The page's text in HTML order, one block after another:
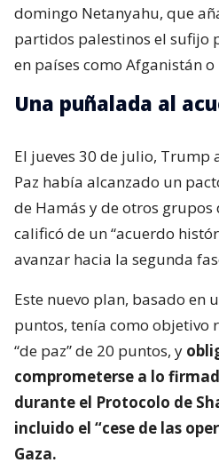
domingo Netanyahu, que
partidos palestinos el sufijo
en países como Afganistán o
Una puñalada al
El jueves 30 de julio, Trump
Paz había alcanzado un
de Hamás y de otros grupos
calificó de un “acuerdo
avanzar hacia la segunda
Este nuevo plan, basado en
puntos, tenía como objetivo
“de paz” de 20 puntos, y
comprometerse a lo
durante el Protocolo de
incluido el “cese de las
Gaza.